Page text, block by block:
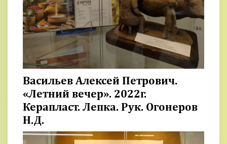
Васильев Алексей Петрович.
«Летний вечер». 2022г.
Керапласт. Лепка. Рук. Огонеров
Н.Д.